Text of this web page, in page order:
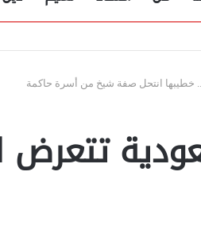
خطيبها انتحل صفة شيخ من أسرة حاكمة